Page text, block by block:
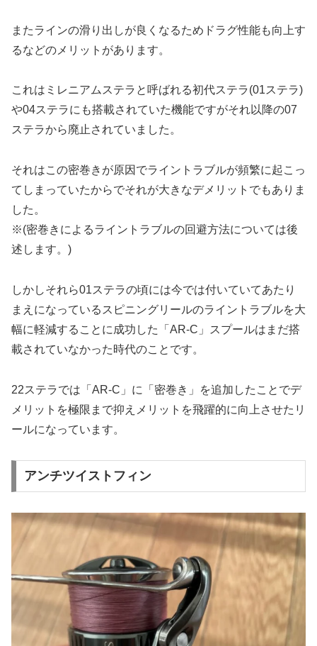
またラインの滑り出しが良くなるためドラグ性能も向上す
るなどのメリットがあります。
これはミレニアムステラと呼ばれる初代ステラ(01ステラ)
や04ステラにも搭載されていた機能ですがそれ以降の07
ステラから廃止されていました。
それはこの密巻きが原因でライントラブルが頻繁に起こっ
てしまっていたからでそれが大きなデメリットでもありま
した。
※(密巻きによるライントラブルの回避方法については後
述します。)
しかしそれら01ステラの頃には今では付いていてあたり
まえになっているスピニングリールのライントラブルを大
幅に軽減することに成功した「AR-C」スプールはまだ搭
載されていなかった時代のことです。
22ステラでは「AR-C」に「密巻き」を追加したことでデ
メリットを極限まで抑えメリットを飛躍的に向上させたリ
ールになっています。
アンチツイストフィン